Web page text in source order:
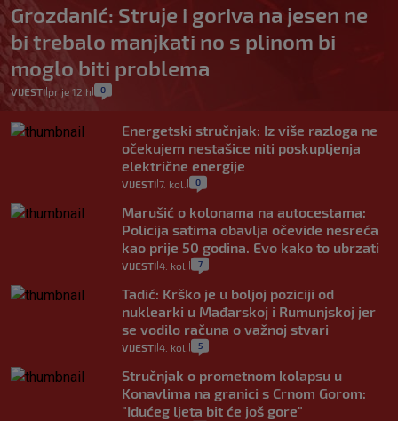
Grozdanić: Struje i goriva na jesen ne
bi trebalo manjkati no s plinom bi
moglo biti problema
VIJESTI prije 12 h 0
Energetski stručnjak: Iz više razloga ne
očekujem nestašice niti poskupljenja
električne energije
VIJESTI 7. kol. 0
Marušić o kolonama na autocestama:
Policija satima obavlja očevide nesreća
kao prije 50 godina. Evo kako to ubrzati
VIJESTI 4. kol. 7
Tadić: Krško je u boljoj poziciji od
nuklearki u Mađarskoj i Rumunjskoj jer
se vodilo računa o važnoj stvari
VIJESTI 4. kol. 5
Stručnjak o prometnom kolapsu u
Konavlima na granici s Crnom Gorom:
"Idućeg ljeta bit će još gore"